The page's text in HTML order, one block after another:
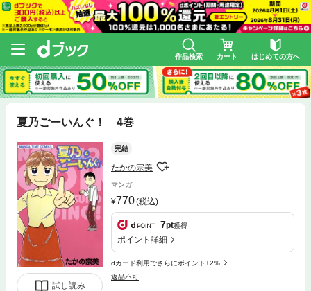
作品検索 カート はじめての方へ
夏乃ごーいんぐ！ 4巻
試し読み
完結
たかの宗美
マンガ
770(税込)
7pt獲得
ポイント詳細
dカード利用でさらにポイント+2%
返品不可